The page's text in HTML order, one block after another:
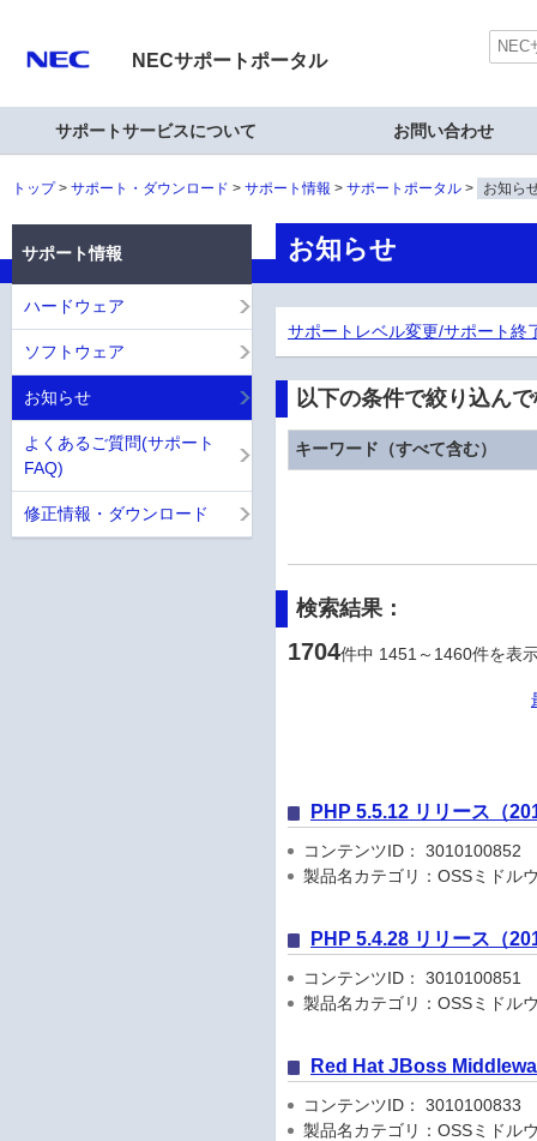
NECサポートポータル
サポートサービスについて お問い合わせ
トップ サポート・ダウンロード サポート情報 サポートポータル お知ら
お知らせ
サポートレベル変更/サポート終
以下の条件で絞り込ん
キーワード（すべて含む）
検索結果：
1704件中 1451～1460件を表
PHP 5.5.12 リリース（
コンテンツID： 3010100852
製品名カテゴリ：OSSミドル
PHP 5.4.28 リリース（
コンテンツID： 3010100851
製品名カテゴリ：OSSミドル
Red Hat JBoss
コンテンツID： 3010100833
製品名カテゴリ：OSSミドル
サポート情報
ハードウェア
ソフトウェア
お知らせ
よくあるご質問(サポート
FAQ)
修正情報・ダウンロード